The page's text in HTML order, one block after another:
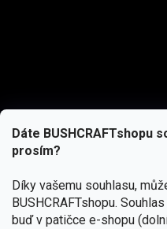
Dáte BUSHCRAFTshopu
prosím?
Díky vašemu souhlasu,
BUSHCRAFTshopu.
buď v patičce e-shopu